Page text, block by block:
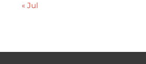
« Jul